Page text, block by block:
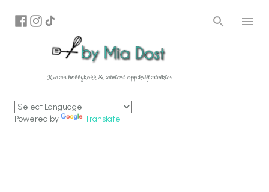
Kresen hobbykokk & selvlært oppskriftsutvikler
Powered by Translate